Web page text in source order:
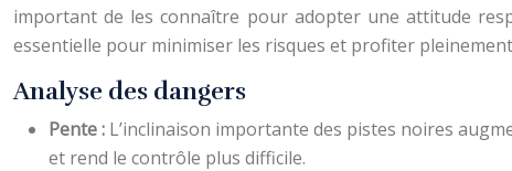
important de les connaître pour adopter une attitude
essentielle pour minimiser les risques et profiter pleinement
Analyse des dangers
Pente : L’inclinaison importante des pistes noires
et rend le contrôle plus difficile.